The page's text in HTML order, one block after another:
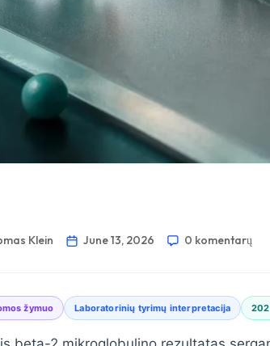
Klein June 13, 2026 0 komentarų
žymuo Laboratorinių tyrimų interpretacija